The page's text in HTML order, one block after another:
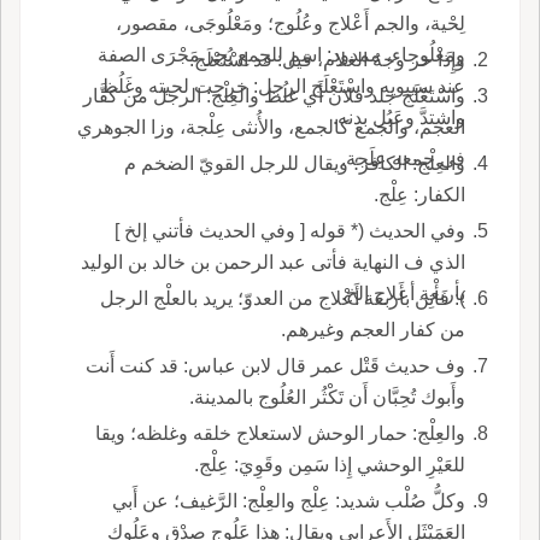
لِحْية، والجم أَعْلاج وعُلُوج؛ ومَعْلُوجَى، مقصور،
ومَعْلُوجاء، ممدود: اسم للجمع يُجر مَجْرَى الصفة
عند سيبويه واسْتَعْلَج الرجل: خرجت لحيته وغَلُظ
واشتدَّ وعَبُل بدنه.
وإِذا خر وجهُ الغلام، قيل: قد اسْتَعْلَج.
واسْتَعْلَج جلد فلان أَي غلُظ والعِلْج: الرجل من كفَّار
العجم، والجمع كالجمع، والأُنثى عِلْجة، وزا الجوهري
في جمعه عِلَجة.
والعِلْج: الكافر؛ ويقال للرجل القويّ الضخم م
الكفار: عِلْج.
وفي الحديث (* قوله [ وفي الحديث فأتني إلخ ]
الذي ف النهاية فأتى عبد الرحمن بن خالد بن الوليد
بأربعة أعلاج إلخ.
): فَأْتِن بأَربعة أَعْلاج من العدوّ؛ يريد بالعلْج الرجل
من كفار العجم وغيرهم.
وف حديث قَتْل عمر قال لابن عباس: قد كنت أَنت
وأَبوك تُحِبَّان أَن تَكْثُر العُلُوج بالمدينة.
والعِلْج: حمار الوحش لاستعلاج خلقه وغلظه؛ ويقا
للعَيْرِ الوحشي إِذا سَمِن وقَوِيَ: عِلْج.
وكلُّ صُلْب شديد: عِلْج والعِلْج: الرَّغيف؛ عن أَبي
العَمَيْثَل الأَعرابي ويقال: هذا عَلُوج صدْق وعَلُوك